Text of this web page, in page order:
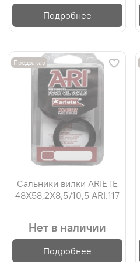
Подробнее
Предзаказ
Сальники вилки ARIETE
48X58,2X8,5/10,5 ARI.117
Нет в наличии
Подробнее